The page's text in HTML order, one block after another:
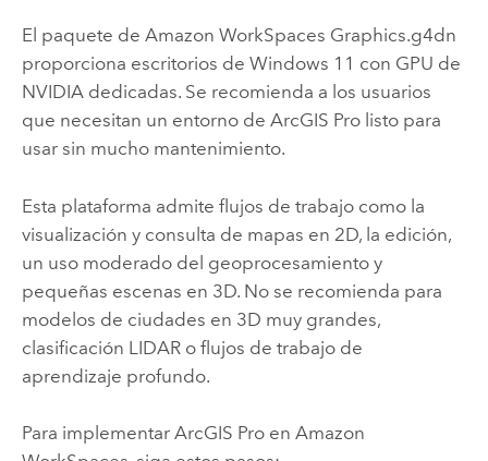
El paquete de Amazon WorkSpaces Graphics.g4dn
proporciona escritorios de Windows 11 con GPU de
NVIDIAdedicadas. Se recomienda a los usuarios
que necesitan un entorno de ArcGIS Prolisto para
usar sin mucho mantenimiento.
Esta plataforma admite flujos de trabajo como la
visualización y consulta de mapas en 2D, la edición,
un uso moderado del geoprocesamiento y
pequeñas escenas en 3D. No se recomienda para
modelos de ciudades en 3D muy grandes,
clasificación LIDAR o flujos de trabajo de
aprendizaje profundo.
Para implementar ArcGIS Proen Amazon